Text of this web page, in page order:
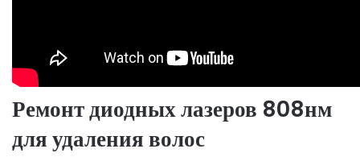
Ремонт диодных лазеров 808нм
для удаления волос